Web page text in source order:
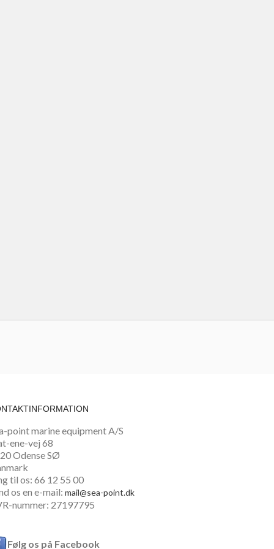
point marine equipment A/S
ene-vej 68
Odense SØ
til os: 66 12 55 00
os en e-mail: mail@sea-point.dk
nummer: 27197795
Følg os på Facebook